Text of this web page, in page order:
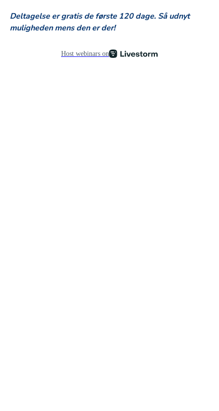
Deltagelse er gratis de første 120 dage. Så udnyt
muligheden mens den er der!